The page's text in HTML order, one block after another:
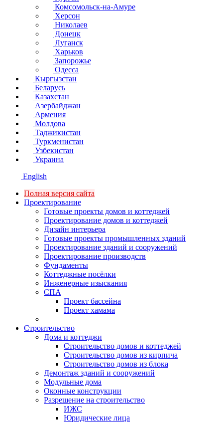
Комсомольск-на-Амуре
Херсон
Николаев
Донецк
Луганск
Харьков
Запорожье
Одесса
Кыргызстан
Беларусь
Казахстан
Азербайджан
Армения
Молдова
Таджикистан
Туркменистан
Узбекистан
Украина
English
Полная версия сайта
Проектирование
Готовые проекты домов и коттеджей
Проектирование домов и коттеджей
Дизайн интерьера
Готовые проекты промышленных зданий
Проектирование зданий и сооружений
Проектирование производств
Фундаменты
Коттеджные посёлки
Инженерные изыскания
СПА
Проект бассейна
Проект хамама
Строительство
Дома и коттеджи
Строительство домов и коттеджей
Строительство домов из кирпича
Строительство домов из блока
Демонтаж зданий и сооружений
Модульные дома
Оконные конструкции
Разрешение на строительство
ИЖС
Юридические лица